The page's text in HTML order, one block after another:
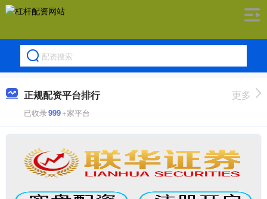
正规配资平台排行
已收录999+家平台
更多